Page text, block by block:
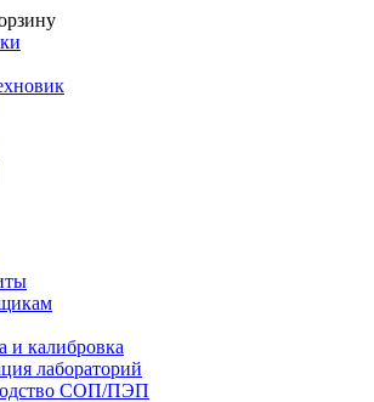
и калибровка
лабораторий
СОП/ПЭП